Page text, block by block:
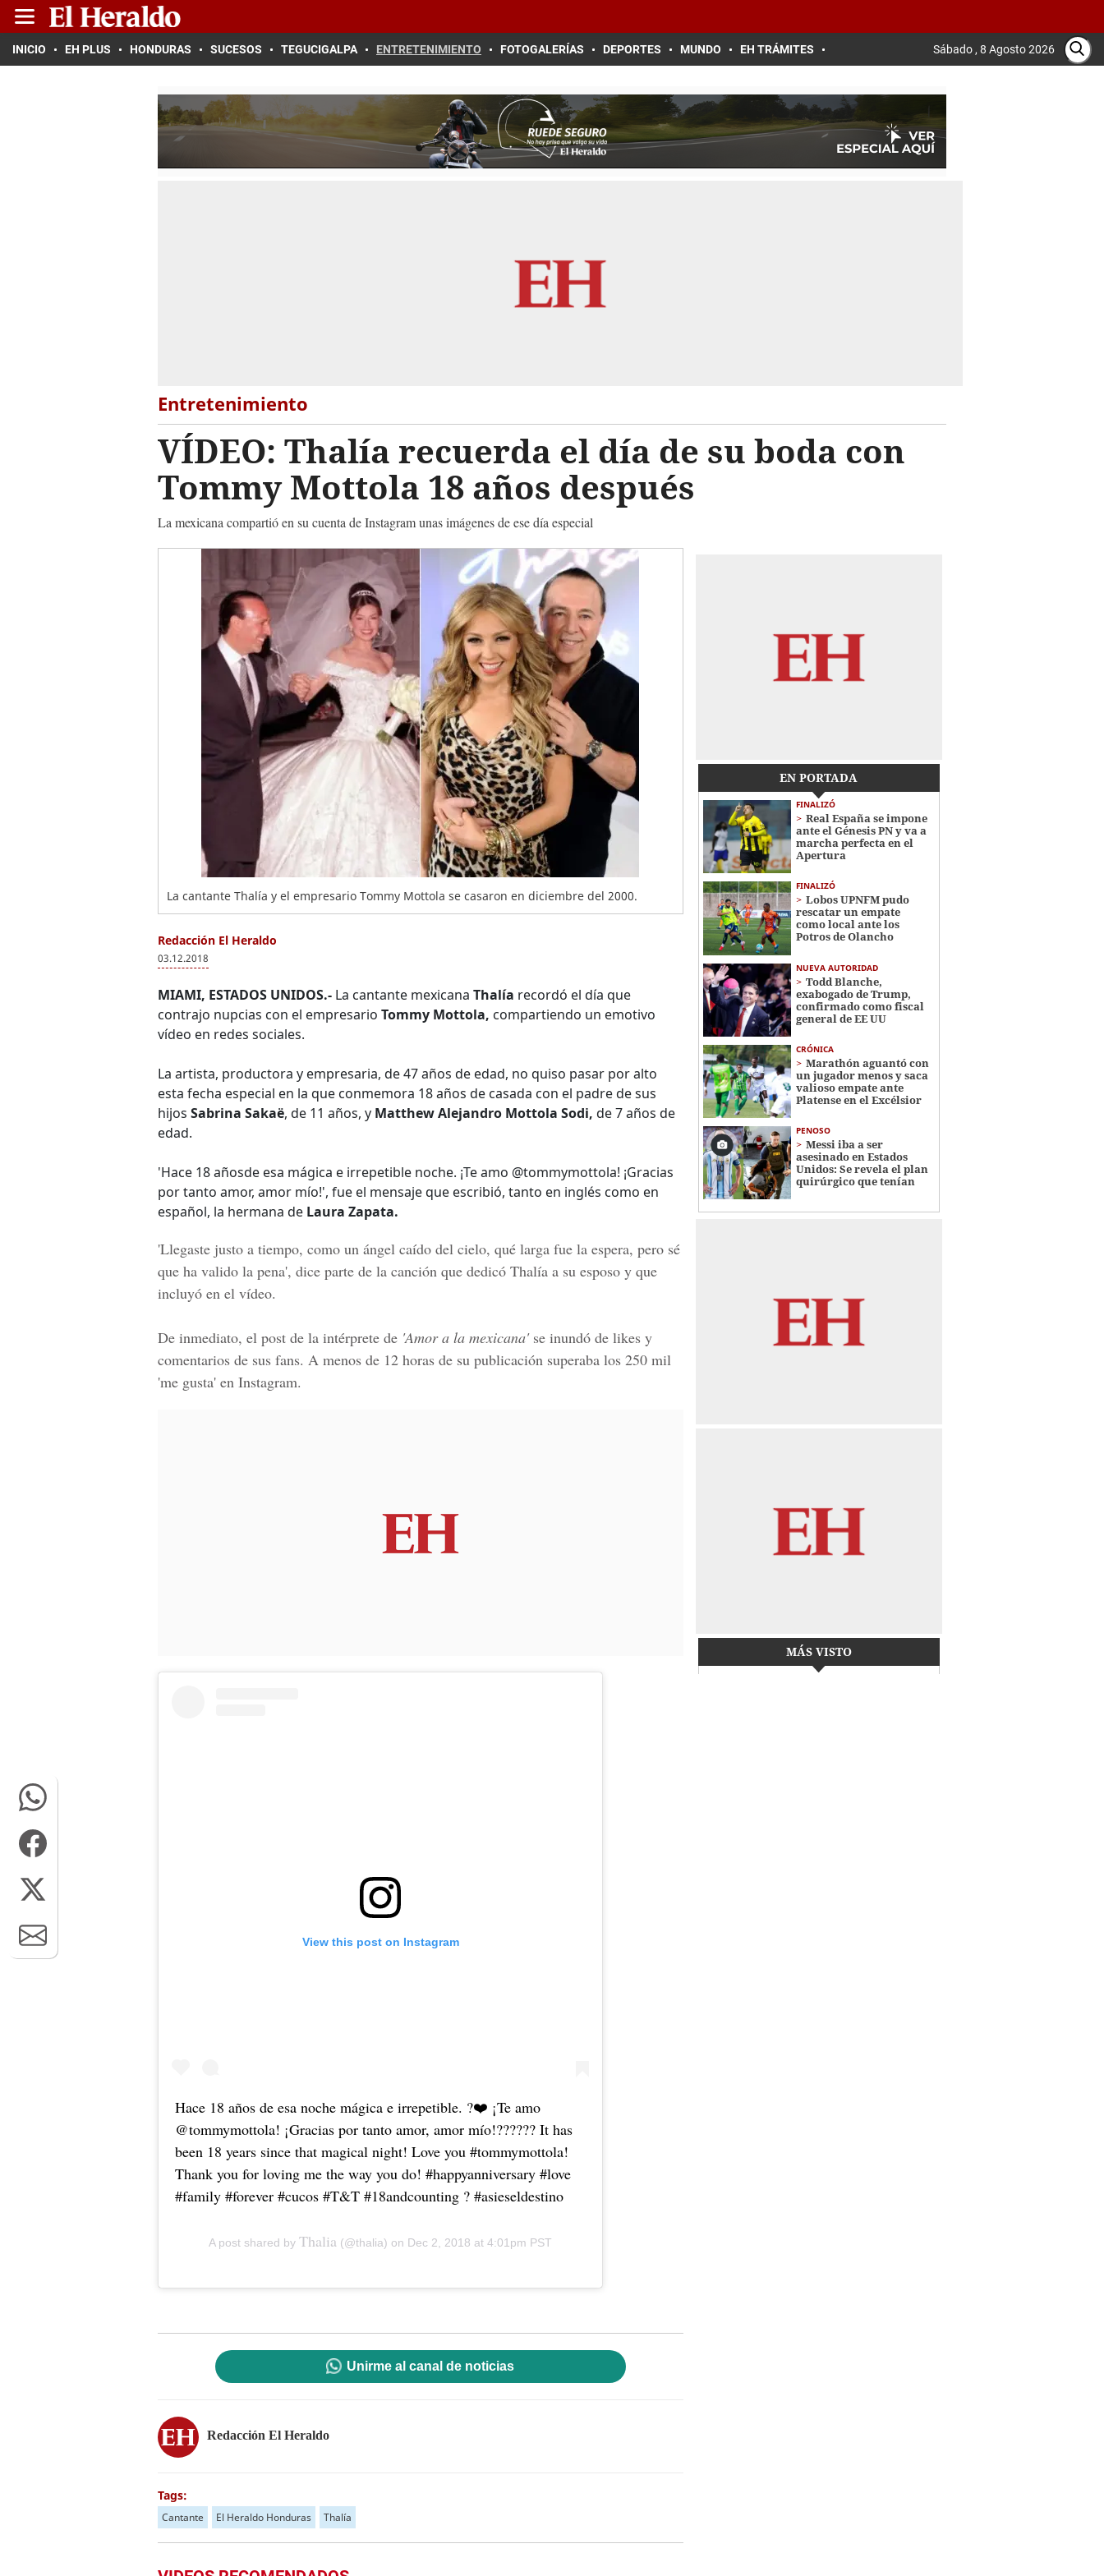
INICIO EH PLUS HONDURAS SUCESOS TEGUCIGALPA ENTRETENIMIENTO FOTOGALERÍAS DEPORTES MUNDO EH TRÁMITES Sábado , 8 Agosto 2026
Entretenimiento
VÍDEO: Thalía recuerda el día de su boda con
Tommy Mottola 18 años después
La mexicana compartió en su cuenta de Instagram unas imágenes de ese día especial
La cantante Thalía y el empresario Tommy Mottola se casaron en diciembre del 2000.
Redacción El Heraldo
03.12.2018
MIAMI, ESTADOS UNIDOS.- La cantante mexicana Thalía recordó el día que
contrajo nupcias con el empresario Tommy Mottola, compartiendo un emotivo
vídeo en redes sociales.
La artista, productora y empresaria, de 47 años de edad, no quiso pasar por alto
esta fecha especial en la que conmemora 18 años de casada con el padre de sus
hijos Sabrina Sakaë, de 11 años, y Matthew Alejandro Mottola Sodi, de 7 años de
edad.
'Hace 18 añosde esa mágica e irrepetible noche. ¡Te amo @tommymottola! ¡Gracias
por tanto amor, amor mío!', fue el mensaje que escribió, tanto en inglés como en
español, la hermana de Laura Zapata.
'Llegaste justo a tiempo, como un ángel caído del cielo, qué larga fue la espera, pero sé
que ha valido la pena', dice parte de la canción que dedicó Thalía a su esposo y que
incluyó en el vídeo.
De inmediato, el post de la intérprete de 'Amor a la mexicana'se inundó de likes y
comentarios de sus fans. A menos de 12 horas de su publicación superaba los 250 mil
'me gusta' en Instagram.
View this post on Instagram
Hace 18 años de esa noche mágica e irrepetible. ?❤️ ¡Te amo
@tommymottola! ¡Gracias por tanto amor, amor mío!?????? It has
been 18 years since that magical night! Love you #tommymottola!
Thank you for loving me the way you do! #happyanniversary #love
#family #forever #cucos #T&T #18andcounting ? #asieseldestino
A post shared by Thalia (@thalia) on Dec 2, 2018 at 4:01pm PST
Unirme al canal de noticias
Redacción El Heraldo
Tags:
Cantante El Heraldo Honduras Thalía
EN PORTADA
FINALIZÓ
Real España se impone
ante el Génesis PN y va a
marcha perfecta en el
Apertura
FINALIZÓ
Lobos UPNFM pudo
rescatar un empate
como local ante los
Potros de Olancho
NUEVA AUTORIDAD
Todd Blanche,
exabogado de Trump,
confirmado como fiscal
general de EE UU
CRÓNICA
Marathón aguantó con
un jugador menos y saca
valioso empate ante
Platense en el Excélsior
PENOSO
Messi iba a ser
asesinado en Estados
Unidos: Se revela el plan
quirúrgico que tenían
MÁS VISTO